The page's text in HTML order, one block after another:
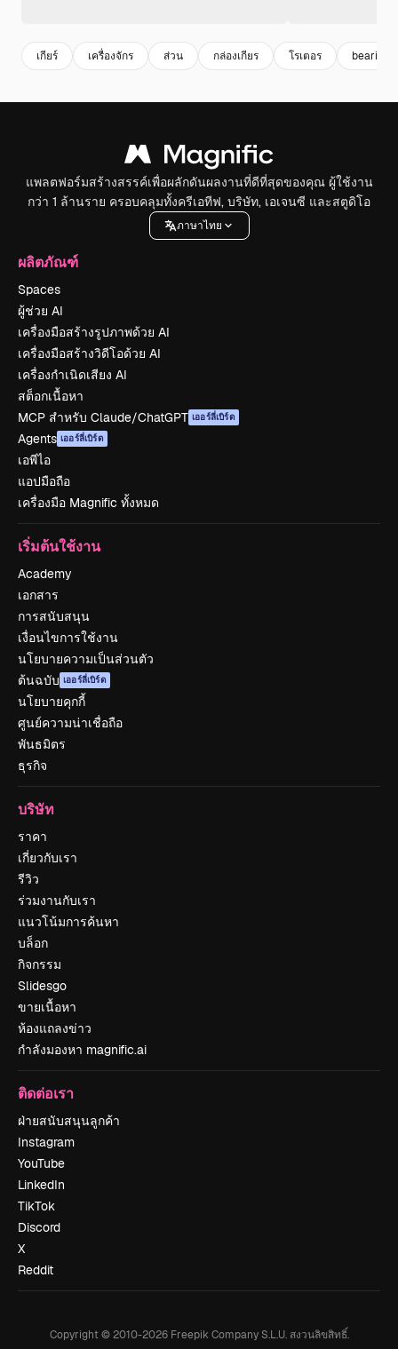
เกียร์ เครื่องจักร ส่วน กล่องเกียร โรเตอร bearing
แพลตฟอร์มสร้างสรรค์เพื่อผลักดันผลงานที่ดีที่สุดของคุณ ผู้ใช้งาน
กว่า 1 ล้านราย ครอบคลุมทั้งครีเอทีฟ, บริษัท, เอเจนซี และสตูดิโอ
ภาษาไทย
ผลิตภัณฑ์
Spaces
ผู้ช่วย AI
เครื่องมือสร้างรูปภาพด้วย AI
เครื่องมือสร้างวิดีโอด้วย AI
เครื่องกำเนิดเสียง AI
สต็อกเนื้อหา
MCP สำหรับ Claude/ChatGPT เออร์ลี่เบิร์ด
Agents เออร์ลี่เบิร์ด
เอพีไอ
แอปมือถือ
เครื่องมือ Magnific ทั้งหมด
เริ่มต้นใช้งาน
Academy
เอกสาร
การสนับสนุน
เงื่อนไขการใช้งาน
นโยบายความเป็นส่วนตัว
ต้นฉบับ เออร์ลี่เบิร์ด
นโยบายคุกกี้
ศูนย์ความน่าเชื่อถือ
พันธมิตร
ธุรกิจ
บริษัท
ราคา
เกี่ยวกับเรา
รีวิว
ร่วมงานกับเรา
แนวโน้มการค้นหา
บล็อก
กิจกรรม
Slidesgo
ขายเนื้อหา
ห้องแถลงข่าว
กำลังมองหา magnific.ai
ติดต่อเรา
ฝ่ายสนับสนุนลูกค้า
Instagram
YouTube
LinkedIn
TikTok
Discord
X
Reddit
Copyright © 2010-2026Freepik Company S.L.U. สงวนลิขสิทธิ์.